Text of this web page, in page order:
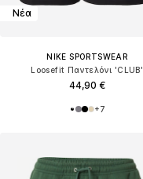
Νέα
NIKE SPORTSWEAR
Loosefit Παντελόνι 'CLUB'
44,90 €
+7